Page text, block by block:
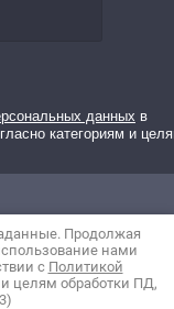
данных в
категориям и
Продолжая
нами
с Политикой
и целям обработки ПД,